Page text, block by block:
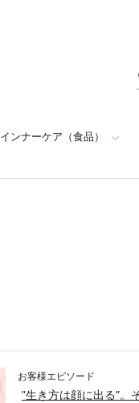
インナーケア（食品）
お客様エピソード
”生き方は顔に出る”。